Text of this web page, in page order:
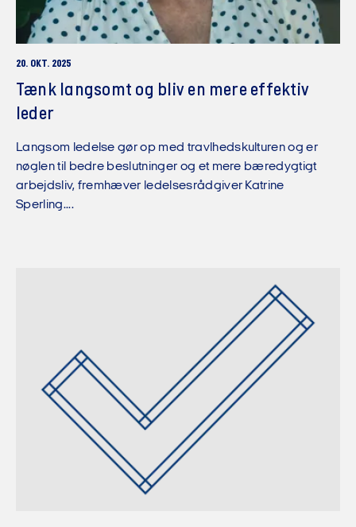
20. OKT. 2025
Tænk langsomt og bliv en mere effektiv
leder
Langsom ledelse gør op med travlhedskulturen og er
nøglen til bedre beslutninger og et mere bæredygtigt
arbejdsliv, fremhæver ledelsesrådgiver Katrine
Sperling....